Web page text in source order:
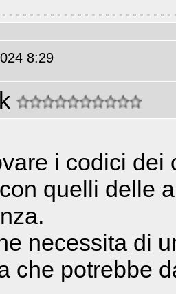
8:29
i codici dei
quelli delle
necessita di
che potrebbe